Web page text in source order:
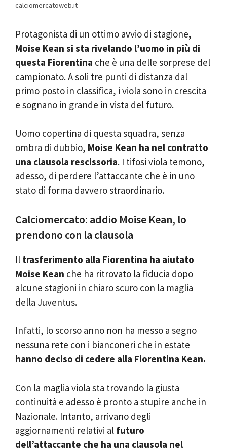
calciomercatoweb.it
Protagonista di un ottimo avvio di stagione,
Moise Kean si sta rivelando l’uomo in più di
questa Fiorentina che è una delle sorprese del
campionato. A soli tre punti di distanza dal
primo posto in classifica, i viola sono in crescita
e sognano in grande in vista del futuro.
Uomo copertina di questa squadra, senza
ombra di dubbio, Moise Kean ha nel contratto
una clausola rescissoria. I tifosi viola temono,
adesso, di perdere l’attaccante che è in uno
stato di forma davvero straordinario.
Calciomercato: addio Moise Kean, lo
prendono con la clausola
Il trasferimento alla Fiorentina ha aiutato
Moise Kean che ha ritrovato la fiducia dopo
alcune stagioni in chiaro scuro con la maglia
della Juventus.
Infatti, lo scorso anno non ha messo a segno
nessuna rete con i bianconeri che in estate
hanno deciso di cedere alla Fiorentina Kean.
Con la maglia viola sta trovando la giusta
continuità e adesso è pronto a stupire anche in
Nazionale. Intanto, arrivano degli
aggiornamenti relativi al futuro
dell’attaccante che ha una clausola nel